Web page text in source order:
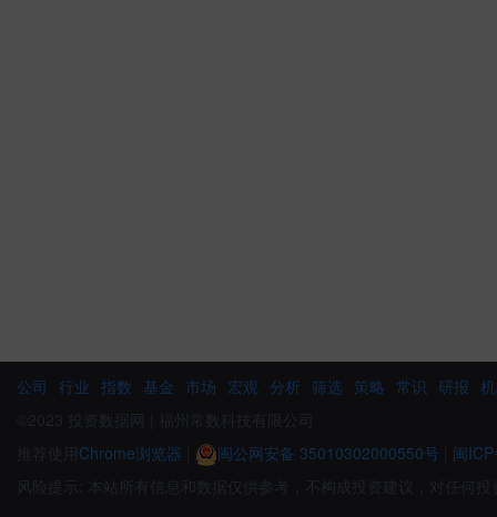
公司 行业 指数 基金 市场 宏观 分析 筛选 策略 常识 研报
©2023 投资数据网 | 福州常数科技有限公司
推荐使用 Chrome浏览器 闽公网安备 35010302000550号
闽
风险提示: 本站所有信息和数据仅供参考，不构成投资建议，对任何